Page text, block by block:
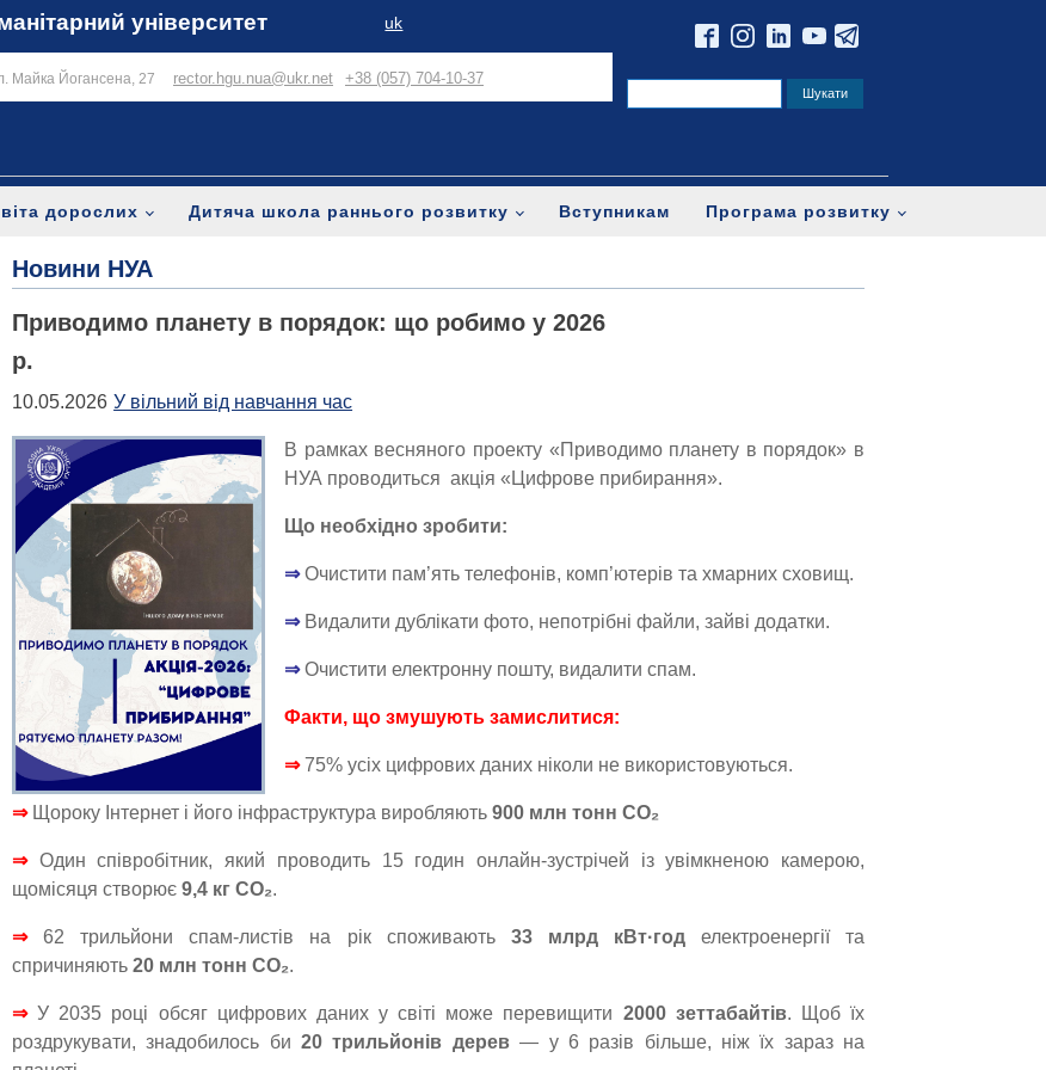
університет uk
Майка Йогансена, 27 rector.hgu.nua@ukr.net +38 (057) 704-10-37
дорослих Дитяча школа раннього розвитку Вступникам Програма розвитку
Новини НУА
Приводимо планету в порядок: що робимо у 2026
р.
10.05.2026 У вільний від навчання час
В рамках весняного проекту «Приводимо планету в порядок» в
НУА проводиться акція «Цифрове прибирання».
Що необхідно зробити:
⇒ Очистити пам’ять телефонів, комп’ютерів та хмарних сховищ.
⇒ Видалити дублікати фото, непотрібні файли, зайві додатки.
⇒ Очистити електронну пошту, видалити спам.
Факти, що змушують замислитися:
⇒75% усіх цифрових даних ніколи не використовуються.
⇒ Щороку Інтернет і його інфраструктура виробляють900 млн тонн CO₂
⇒ Один співробітник, який проводить 15 годин онлайн-зустрічей із увімкненою камерою,
щомісяця створює9,4 кг CO₂.
⇒62 трильйони спам-листів на рік споживають 33 млрд кВт·год електроенергії та
спричиняють20 млн тонн CO₂.
⇒У 2035 році обсяг цифрових даних у світі може перевищити 2000 зеттабайтів. Щоб їх
роздрукувати, знадобилось би20 трильйонів дерев— у 6 разів більше, ніж їх зараз на